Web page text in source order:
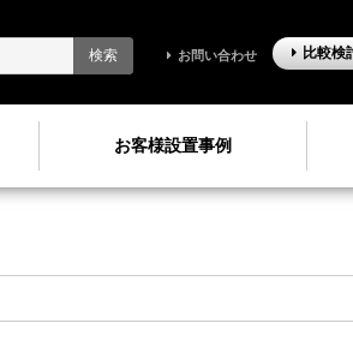
お客様設置事例
検索 お問い合わせ 比較検